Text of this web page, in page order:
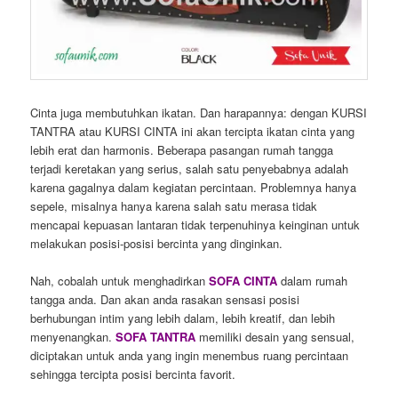
Cinta juga membutuhkan ikatan. Dan harapannya: dengan KURSI
TANTRA atau KURSI CINTA ini akan tercipta ikatan cinta yang
lebih erat dan harmonis. Beberapa pasangan rumah tangga
terjadi keretakan yang serius, salah satu penyebabnya adalah
karena gagalnya dalam kegiatan percintaan. Problemnya hanya
sepele, misalnya hanya karena salah satu merasa tidak
mencapai kepuasan lantaran tidak terpenuhinya keinginan untuk
melakukan posisi-posisi bercinta yang dinginkan.
Nah, cobalah untuk menghadirkanSOFA CINTA dalam rumah
tangga anda. Dan akan anda rasakan sensasi posisi
berhubungan intim yang lebih dalam, lebih kreatif, dan lebih
menyenangkan.SOFA TANTRA memiliki desain yang sensual,
diciptakan untuk anda yang ingin menembus ruang percintaan
sehingga tercipta posisi bercinta favorit.